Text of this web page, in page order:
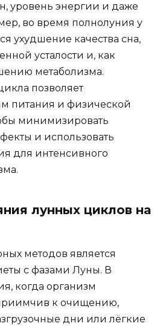
уровень энергии и даже
во время полнолуния у
ухудшение качества сна,
усталости и, как
метаболизма.
позволяет
питания и физической
минимизировать
и использовать
для интенсивного
лунных циклов на
методов является
с фазами Луны. В
когда организм
к очищению,
дни или лёгкие